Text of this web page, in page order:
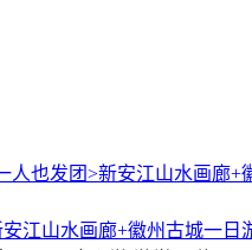
江山水画廊+徽州古城一日